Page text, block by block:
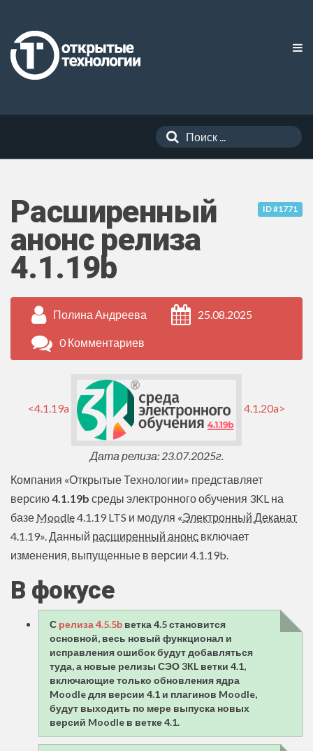
ID #1771
Расширенный
анонс релиза
4.1.19b
Полина Андреева 25.08.2025
0 Комментариев
<4.1.19a 4.1.20a>
Дата релиза: 23.07.2025г.
Компания «Открытые Технологии» представляет
версию4.1.19b среды электронного обучения 3KL на
базе Moodle4.1.19 LTS и модуля «Электронный Деканат
4.1.19». Данный расширенный анонс включает
изменения, выпущенные в версии 4.1.19b.
В фокусе
С релиза 4.5.5b ветка 4.5 становится
основной, весь новый функционал и
исправления ошибок будут добавляться
туда, а новые релизы СЭО 3КL ветки 4.1,
включающие только обновления ядра
Moodle для версии 4.1 и плагинов Moodle,
будут выходить по мере выпуска новых
версий Moodle в ветке 4.1.